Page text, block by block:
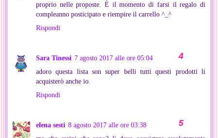
proprio nelle proposte. È il momento di farsi il regalo di
compleanno posticipato e riempire il carrello ^_^
Rispondi
Sara Tinessi 7 agosto 2017 alle ore 05:04
adoro questa lista son super belli tutti questi prodotti li
acquisterò anche io.
Rispondi
elena sesti 8 agosto 2017 alle ore 03:38